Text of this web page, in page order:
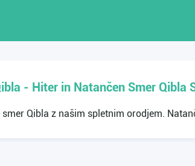
- Hiter in Natančen Smer Qibla
Qibla z našim spletnim orodjem.